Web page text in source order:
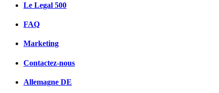
Le Legal 500
FAQ
Marketing
Contactez-nous
Allemagne DE